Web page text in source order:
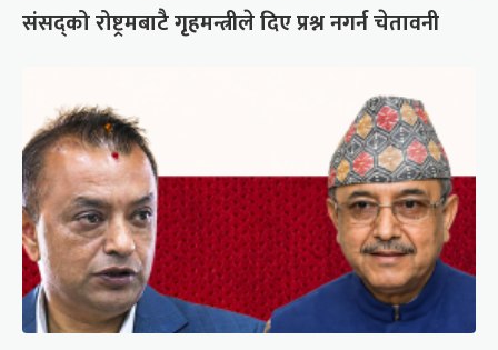
संसद्को रोष्ट्रमबाटै गृहमन्त्रीले दिए प्रश्न नगर्न चेतावनी